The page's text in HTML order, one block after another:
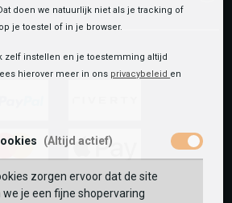
apple-
pay
doen we natuurlijk niet als je tracking of
je toestel of in je browser.
zelf instellen en je toestemming altijd
hierover meer in ons privacybeleid en
(Altijd actief)
zorgen ervoor dat de site
je een fijne shopervaring